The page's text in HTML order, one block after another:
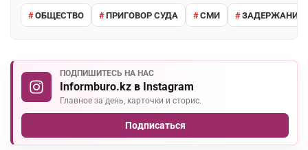
ОБЩЕСТВО ПРИГОВОР СУДА СМИ ЗАДЕРЖАНИЕ
ПОДПИШИТЕСЬ НА НАС
Informburo.kz в Instagram
Главное за день, карточки и сторис.
Подписаться